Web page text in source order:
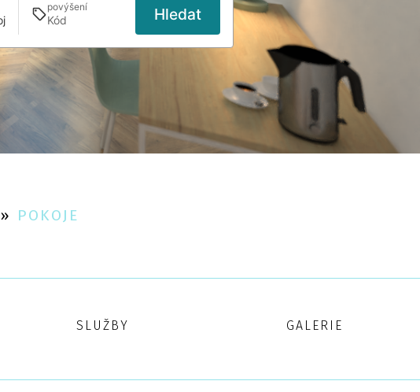
povýšení Hledat
» POKOJE
SLUŽBY GALERIE